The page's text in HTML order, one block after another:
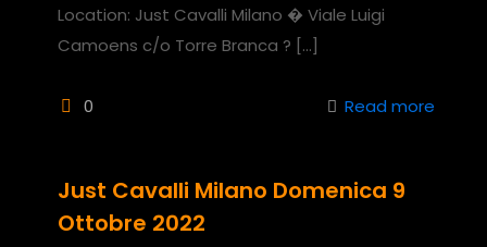
Location: Just Cavalli Milano � Viale Luigi
Camoens c/o Torre Branca ? […]
0 Read more
Just Cavalli Milano Domenica 9
Ottobre 2022